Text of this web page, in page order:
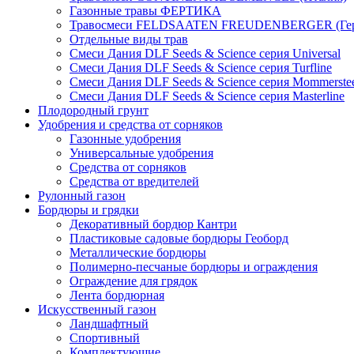
Газонные травы ФЕРТИКА
Травосмеси FELDSAATEN FREUDENBERGER
Отдельные виды трав
Смеси Дания DLF Seeds & Sciеnce серия Universal
Смеси Дания DLF Seeds & Sciеnce серия Turfline
Смеси Дания DLF Seeds & Sciеnce серия
Смеси Дания DLF Seeds & Sciеnce серия Masterline
Плодородный грунт
Удобрения и средства от сорняков
Газонные удобрения
Универсальные удобрения
Средства от сорняков
Средства от вредителей
Рулонный газон
Бордюры и грядки
Декоративный бордюр Кантри
Пластиковые садовые бордюры Геоборд
Металлические бордюры
Полимерно-песчаные бордюры и ограждения
Ограждение для грядок
Лента бордюрная
Искусственный газон
Ландшафтный
Спортивный